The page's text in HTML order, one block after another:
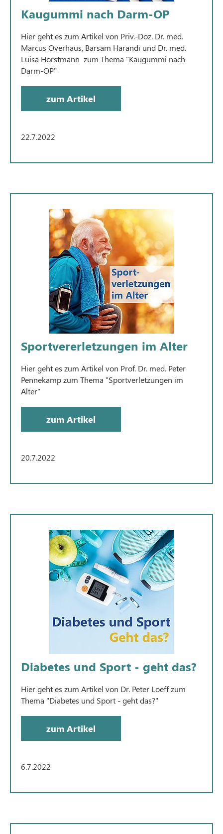
Kaugummi nach Darm-OP
Hier geht es zum Artikel von Priv.-Doz. Dr. med.
Marcus Overhaus, Barsam Harandi und Dr. med.
Luisa Horstmann zum Thema "Kaugummi nach
Darm-OP"
zum Artikel
22.7.2022
Sportvererletzungen im Alter
Hier geht es zum Artikel von Prof. Dr. med. Peter
Pennekamp zum Thema "Sportverletzungen im
Alter"
zum Artikel
20.7.2022
Diabetes und Sport - geht das?
Hier geht es zum Artikel von Dr. Peter Loeff zum
Thema "Diabetes und Sport - geht das?"
zum Artikel
6.7.2022